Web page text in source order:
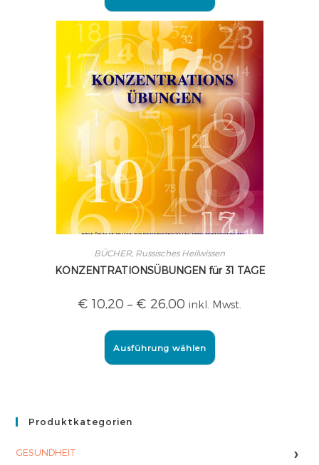
BÜCHER, Russisches Heilwissen
KONZENTRATIONSÜBUNGEN für 31 TAGE
€ 10,20 – € 26,00 inkl. Mwst.
Ausführung wählen
Produktkategorien
GESUNDHEIT ›